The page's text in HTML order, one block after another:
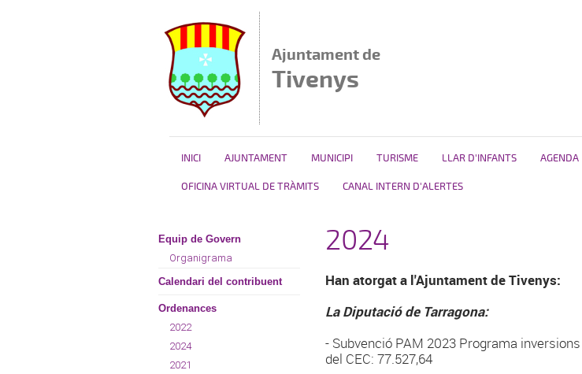
Ajuntament de
Tivenys
INICI AJUNTAMENT MUNICIPI TURISME LLAR D'INFANTS AGENDA
OFICINA VIRTUAL DE TRÀMITS CANAL INTERN D'ALERTES
Equip de Govern
Organigrama
Calendari del contribuent
Ordenances
2022
2024
2021
2024
Han atorgat a l'Ajuntament de Tivenys:
La Diputació de Tarragona:
- Subvenció PAM 2023 Programa
del CEC: 77.527,64